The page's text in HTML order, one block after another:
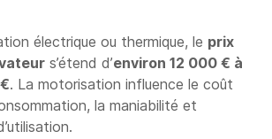
électrique ou thermique, le prix
s’étend d’environ 12 000 € à
. La motorisation influence le coût
la maniabilité et